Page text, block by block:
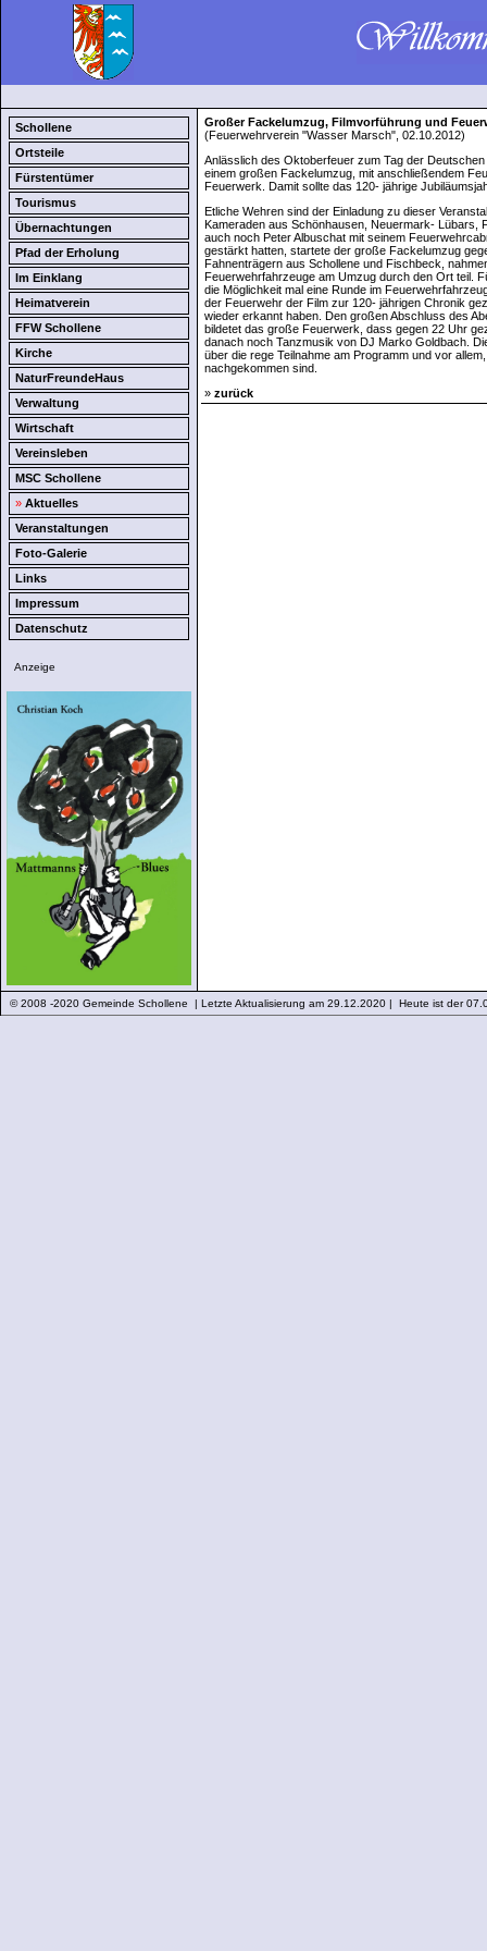
Schollene
Ortsteile
Fürstentümer
Tourismus
Übernachtungen
Pfad der Erholung
Im Einklang
Heimatverein
FFW Schollene
Kirche
NaturFreundeHaus
Verwaltung
Wirtschaft
Vereinsleben
MSC Schollene
» Aktuelles
Veranstaltungen
Foto-Galerie
Links
Impressum
Datenschutz
Anzeige
Großer Fackelumzug, Filmvorführung und
(Feuerwehrverein "Wasser Marsch", 02.10.2012)
Anlässlich des Oktoberfeuer zum Tag der
einem großen Fackelumzug, mit anschließendem
Feuerwerk. Damit sollte das 120- jährige
Etliche Wehren sind der Einladung zu dieser
Kameraden aus Schönhausen, Neuermark- Lübars,
auch noch Peter Albuschat mit seinem
gestärkt hatten, startete der große Fackelumzug
Fahnenträgern aus Schollene und Fischbeck,
Feuerwehrfahrzeuge am Umzug durch den Ort teil.
die Möglichkeit mal eine Runde im
der Feuerwehr der Film zur 120- jährigen Chronik
wieder erkannt haben. Den großen Abschluss des
bildetet das große Feuerwerk, dass gegen 22 Uhr
danach noch Tanzmusik von DJ Marko Goldbach.
über die rege Teilnahme am Programm und vor
nachgekommen sind.
» zurück
© 2008 -2020 Gemeinde Schollene | Letzte Aktualisierung am 29.12.2020 | Heute ist der